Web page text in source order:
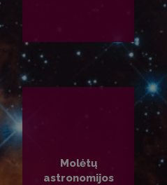
Molėtų
astronomijos